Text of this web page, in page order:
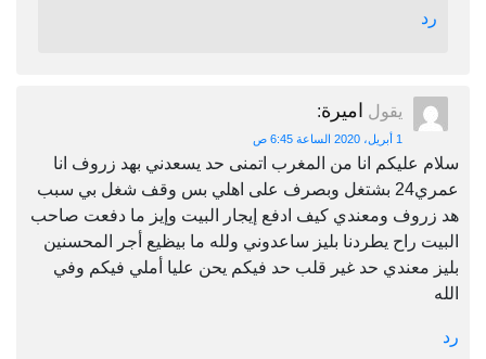
رد
يقول اميرة:
1 أبريل، 2020 الساعة 6:45 ص
سلام عليكم انا من المغرب اتمنى حد يسعدني بهد زروف انا
عمري24 بشتغل وبصرف على اهلي بس وقف شغل بي سبب
هد زروف ومعندي كيف ادفع إيجار البيت وإيز ما دفعت صاحب
البيت راح يطردنا بليز ساعدوني ولله ما بيظيع أجر المحسنين
بليز معندي حد غير قلب حد فيكم يحن عليا أملي فيكم وفي
الله
رد